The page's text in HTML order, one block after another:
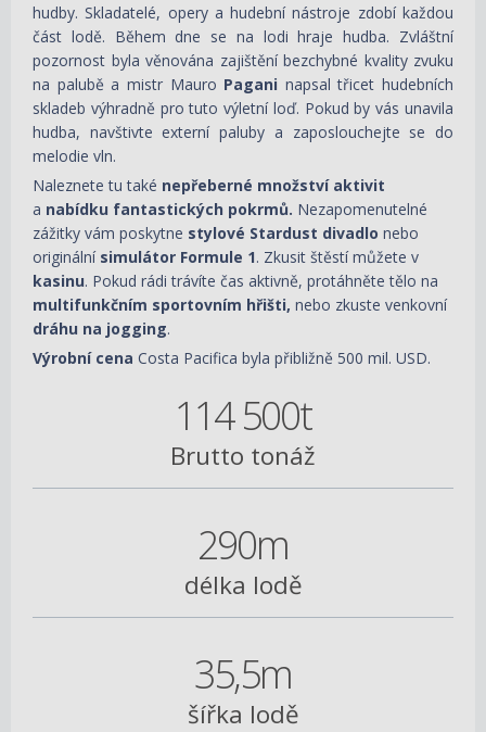
hudby. Skladatelé, opery a hudební nástroje zdobí každou
část lodě. Během dne se na lodi hraje hudba. Zvláštní
pozornost byla věnována zajištění bezchybné kvality zvuku
na palubě a mistr Mauro Pagani napsal třicet hudebních
skladeb výhradně pro tuto výletní loď. Pokud by vás unavila
hudba, navštivte externí paluby a zaposlouchejte se do
melodie vln.
Naleznete tu také nepřeberné množství aktivit
a nabídku fantastických pokrmů. Nezapomenutelné
zážitky vám poskytne stylové Stardust divadlo nebo
originální simulátor Formule 1. Zkusit štěstí můžete v
kasinu. Pokud rádi trávíte čas aktivně, protáhněte tělo na
multifunkčním sportovním hřišti, nebo zkuste venkovní
dráhu na jogging.
Výrobní cena Costa Pacifica byla přibližně 500 mil. USD.
114 500t
Brutto tonáž
290m
délka lodě
35,5m
šířka lodě